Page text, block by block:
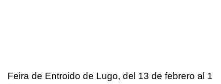
Feira de Entroido de Lugo, del 13 de febrero al 1